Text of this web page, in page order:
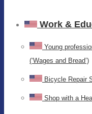
Work &
Young
(‘Wages and Bread’)
Bicycle Repair
Shop with a